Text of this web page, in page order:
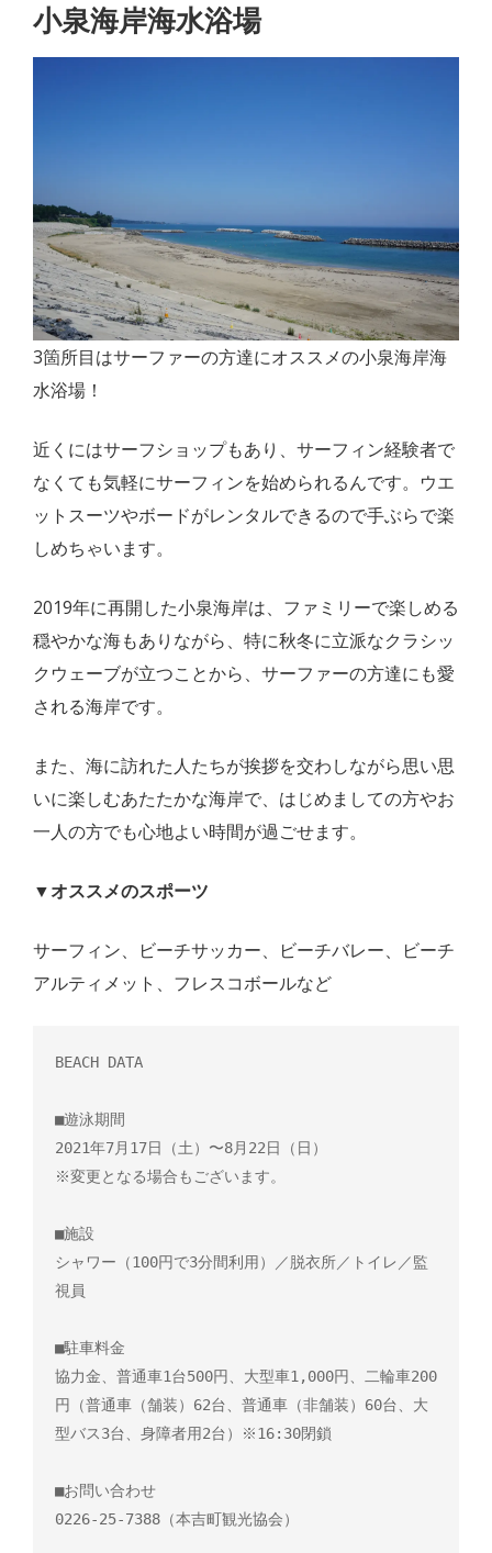
小泉海岸海水浴場
3箇所目はサーファーの方達にオススメの小泉海岸海
水浴場！
近くにはサーフショップもあり、サーフィン経験者で
なくても気軽にサーフィンを始められるんです。ウエ
ットスーツやボードがレンタルできるので手ぶらで楽
しめちゃいます。
2019年に再開した小泉海岸は、ファミリーで楽しめる
穏やかな海もありながら、特に秋冬に立派なクラシッ
クウェーブが立つことから、サーファーの方達にも愛
される海岸です。
また、海に訪れた人たちが挨拶を交わしながら思い思
いに楽しむあたたかな海岸で、はじめましての方やお
一人の方でも心地よい時間が過ごせます。
▼オススメのスポーツ
サーフィン、ビーチサッカー、ビーチバレー、ビーチ
アルティメット、フレスコボールなど
BEACH DATA
■遊泳期間
2021年7月17日（土）〜8月22日（日）
※変更となる場合もございます。
■施設
シャワー（100円で3分間利用）／脱衣所／トイレ／監
視員
■駐車料金
協力金、普通車1台500円、大型車1,000円、二輪車200
円（普通車（舗装）62台、普通車（非舗装）60台、大
型バス3台、身障者用2台）※16:30閉鎖
■お問い合わせ
0226-25-7388（本吉町観光協会）